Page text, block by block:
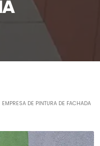
EMPRESA DE PINTURA DE FACHADA